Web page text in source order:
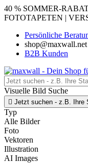
40 % SOMMER-
FOTOTAPETEN |
Persönliche
shop@maxwall.net
B2B Kunden
Visuelle Bild Suche
 Jetzt suchen - z.B. Ihre
Typ
Alle Bilder
Foto
Vektoren
Illustration
AI Images